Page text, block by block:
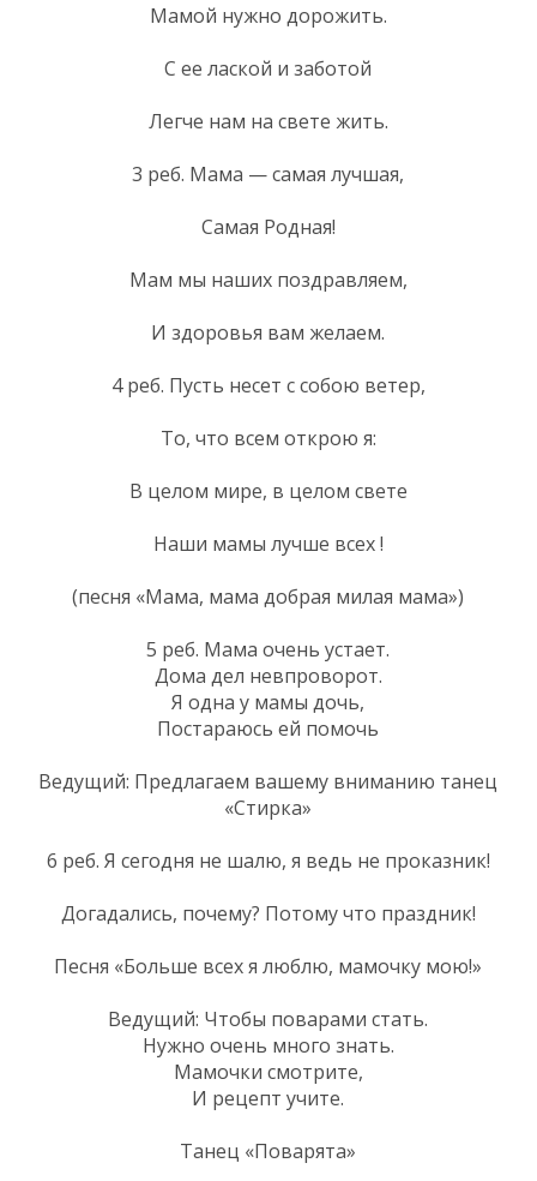
Мамой нужно дорожить.
С ее лаской и заботой
Легче нам на свете жить.
3 реб. Мама — самая лучшая,
Самая Родная!
Мам мы наших поздравляем,
И здоровья вам желаем.
4 реб. Пусть несет с собою ветер,
То, что всем открою я:
В целом мире, в целом свете
Наши мамы лучше всех !
(песня «Мама, мама добрая милая мама»)
5 реб. Мама очень устает.
Дома дел невпроворот.
Я одна у мамы дочь,
Постараюсь ей помочь
Ведущий: Предлагаем вашему вниманию танец
«Стирка»
6 реб. Я сегодня не шалю, я ведь не проказник!
Догадались, почему? Потому что праздник!
Песня «Больше всех я люблю, мамочку мою!»
Ведущий: Чтобы поварами стать.
Нужно очень много знать.
Мамочки смотрите,
И рецепт учите.
Танец «Поварята»